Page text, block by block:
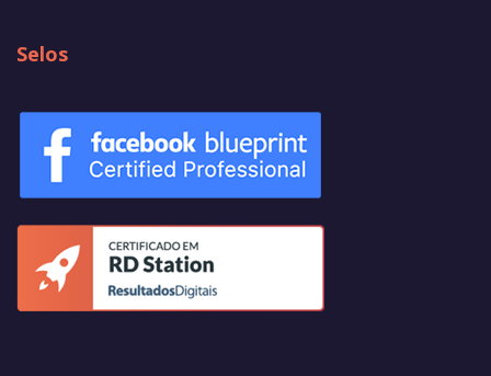
Selos